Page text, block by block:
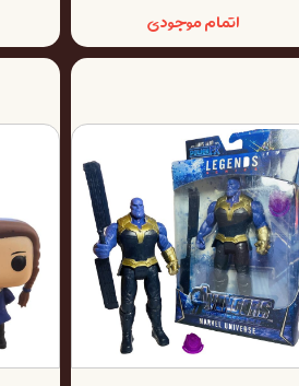
اتمام موجودی